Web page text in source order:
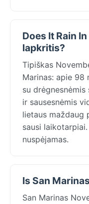
Does It Rain
lapkritis?
Tipiškas
Marinas: apie 98
su
ir sausesnėmis
lietaus maždaug
sausi
nuspėjamas.
Is San
San Marinas